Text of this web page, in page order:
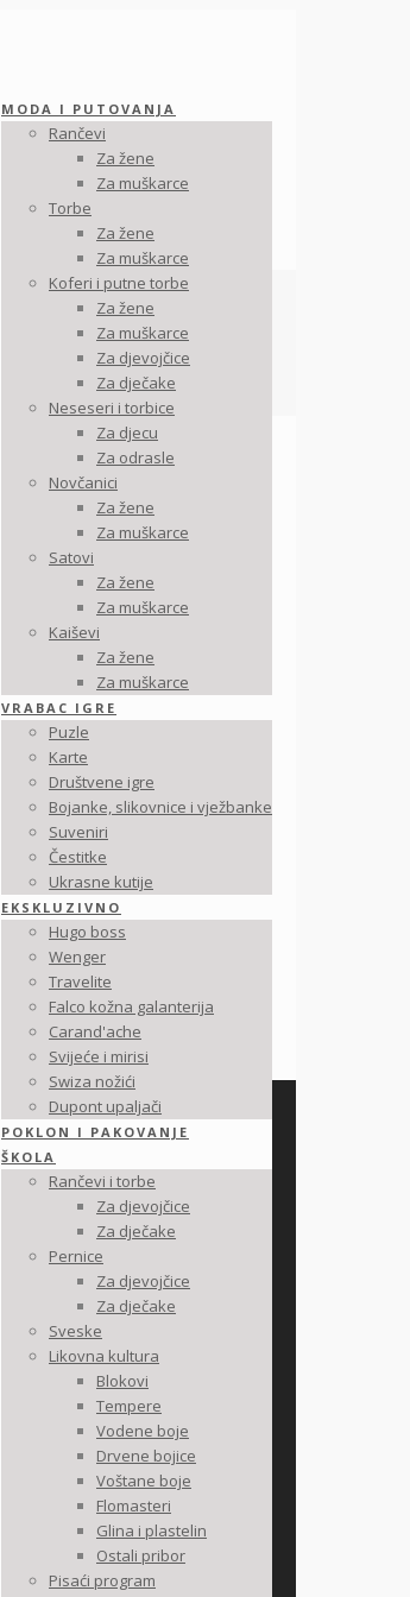
MODA I PUTOVANJA
Rančevi
Za žene
Za muškarce
Torbe
Za žene
Za muškarce
Koferi i putne torbe
Za žene
Za muškarce
Za djevojčice
Za dječake
Neseseri i torbice
Za djecu
Za odrasle
Novčanici
Za žene
Za muškarce
Satovi
Za žene
Za muškarce
Kaiševi
Za žene
Za muškarce
VRABAC IGRE
Puzle
Karte
Društvene igre
Bojanke, slikovnice i vježbanke
Suveniri
Čestitke
Ukrasne kutije
EKSKLUZIVNO
Hugo boss
Wenger
Travelite
Falco kožna galanterija
Carand'ache
Svijeće i mirisi
Swiza nožići
Dupont upaljači
POKLON I PAKOVANJE
ŠKOLA
Rančevi i torbe
Za djevojčice
Za dječake
Pernice
Za djevojčice
Za dječake
Sveske
Likovna kultura
Blokovi
Tempere
Vodene boje
Drvene bojice
Voštane boje
Flomasteri
Glina i plastelin
Ostali pribor
Pisaći program